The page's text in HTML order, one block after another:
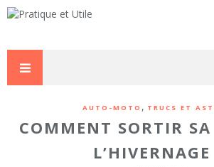
AUTO-MOTO , TRUCS ET
COMMENT SORTIR
L’HIVERNAGE